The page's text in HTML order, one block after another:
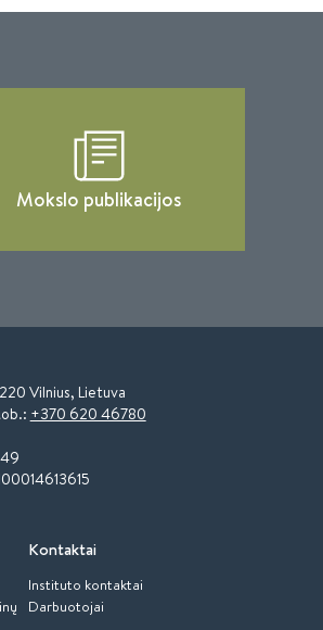
Mokslo publikacijos
Vilnius, Lietuva
+370 620 46780
Kontaktai
Instituto kontaktai
Darbuotojai